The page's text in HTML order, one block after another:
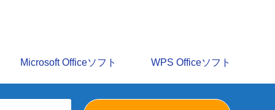
Microsoft Officeソフト WPS Officeソフト